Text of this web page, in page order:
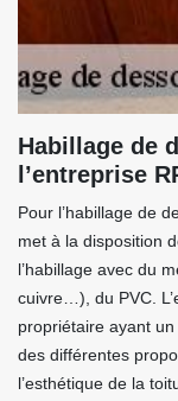
Habillage de
l’entreprise
Pour l’habillage de
met à la disposition
l’habillage avec du
cuivre…), du PVC.
propriétaire ayant
des différentes
l’esthétique de la